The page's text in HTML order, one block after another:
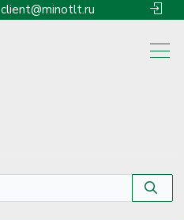
client@minotlt.ru